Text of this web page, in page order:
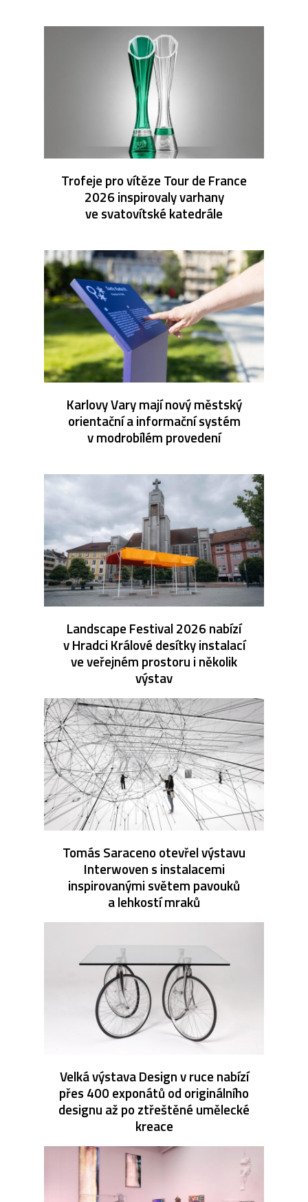
Trofeje pro vítěze Tour de France
2026 inspirovaly varhany
ve svatovítské katedrále
Karlovy Vary mají nový městský
orientační a informační systém
v modrobílém provedení
Landscape Festival 2026 nabízí
v Hradci Králové desítky instalací
ve veřejném prostoru i několik
výstav
Tomás Saraceno otevřel výstavu
Interwoven s instalacemi
inspirovanými světem pavouků
a lehkostí mraků
Velká výstava Design v ruce nabízí
přes 400 exponátů od originálního
designu až po ztřeštěné umělecké
kreace